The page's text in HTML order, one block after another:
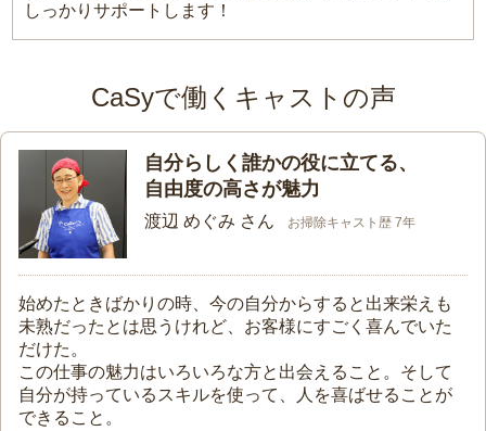
しっかりサポートします！
CaSyで働くキャストの声
自分らしく誰かの役に立てる、
自由度の高さが魅力
渡辺 めぐみ さん お掃除キャスト歴 7年
始めたときばかりの時、今の自分からすると出来栄えも
未熟だったとは思うけれど、お客様にすごく喜んでいた
だけた。
この仕事の魅力はいろいろな方と出会えること。そして
自分が持っているスキルを使って、人を喜ばせることが
できること。